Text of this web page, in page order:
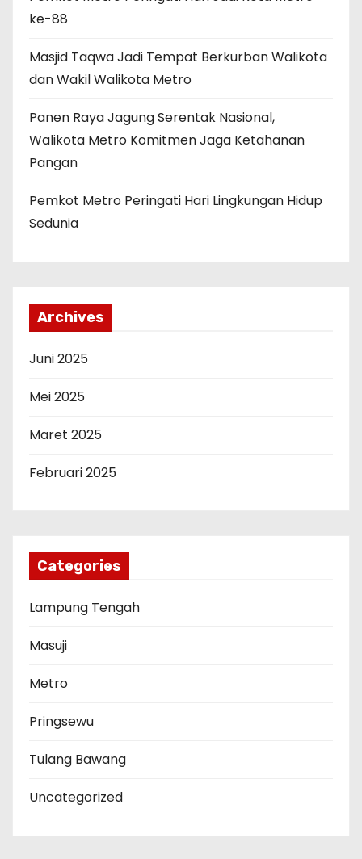
ke-88
Masjid Taqwa Jadi Tempat Berkurban Walikota
dan Wakil Walikota Metro
Panen Raya Jagung Serentak Nasional,
Walikota Metro Komitmen Jaga Ketahanan
Pangan
Pemkot Metro Peringati Hari Lingkungan Hidup
Sedunia
Archives
Juni 2025
Mei 2025
Maret 2025
Februari 2025
Categories
Lampung Tengah
Masuji
Metro
Pringsewu
Tulang Bawang
Uncategorized